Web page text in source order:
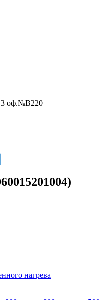
оф.№В220
нагрева